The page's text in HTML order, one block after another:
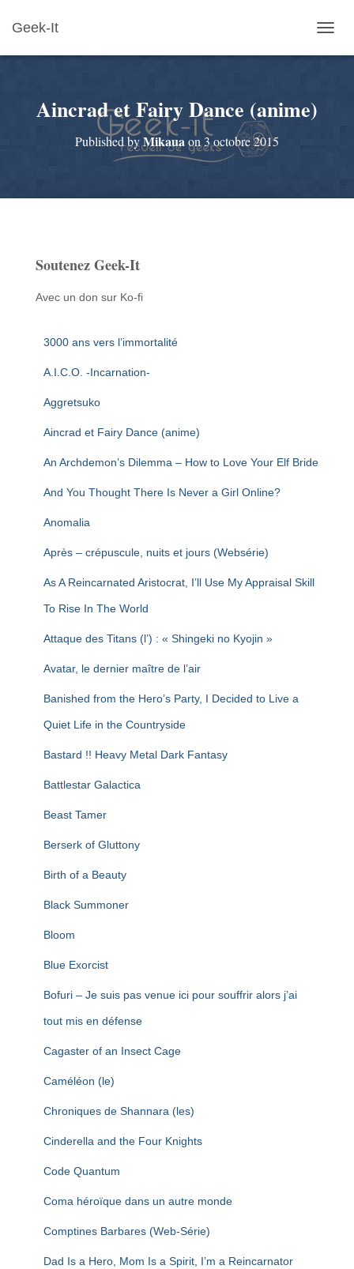
Geek-It
U
Aincrad et Fairy Dance (anime)
Published byMikauaon 3 octobre 2015
Soutenez Geek-It
Avec un don sur Ko-fi
3000 ans vers l’immortalité
A.I.C.O. -Incarnation-
Aggretsuko
Aincrad et Fairy Dance (anime)
An Archdemon’s Dilemma – How to Love Your Elf Bride
And You Thought There Is Never a Girl Online?
Anomalia
Après – crépuscule, nuits et jours (Websérie)
As A Reincarnated Aristocrat, I’ll Use My Appraisal Skill
To Rise In The World
Attaque des Titans (l’) : « Shingeki no Kyojin »
Avatar, le dernier maître de l’air
Banished from the Hero’s Party, I Decided to Live a
Quiet Life in the Countryside
Bastard !! Heavy Metal Dark Fantasy
Battlestar Galactica
Beast Tamer
Berserk of Gluttony
Birth of a Beauty
Black Summoner
Bloom
Blue Exorcist
Bofuri – Je suis pas venue ici pour souffrir alors j’ai
tout mis en défense
Cagaster of an Insect Cage
Caméléon (le)
Chroniques de Shannara (les)
Cinderella and the Four Knights
Code Quantum
Coma héroïque dans un autre monde
Comptines Barbares (Web-Série)
Dad Is a Hero, Mom Is a Spirit, I’m a Reincarnator